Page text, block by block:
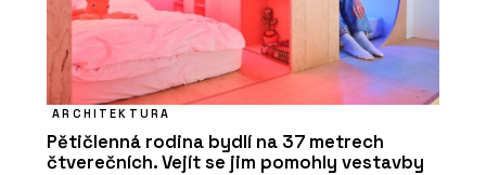
ARCHITEKTURA
Pětičlenná rodina bydlí na 37 metrech
čtverečních. Vejít se jim pomohly vestavby